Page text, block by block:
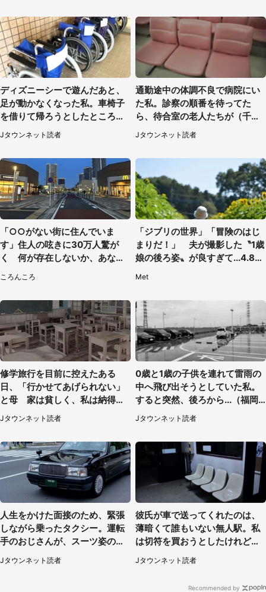
ディズニーシーで遊んだあと、
足が動かなくなった私。車椅子
を借りて帰ろうとしたところで
キャストが（60代女性）
Jタウンネット読者
通勤途中の体調不良で病院にい
た私。診察の順番を待ってた
ら、待合室の老人たちが（千葉
県・50代男性）
Jタウンネット読者
「○○がない街に住んでいま
す」住人の呟きに30万人驚が
く 何が存在しないか、あなた
ころんころ
「ジブリの世界」「冒険のはじ
まりだ！」 夫が撮影した〝1歳
娘の後ろ姿〟が良すぎて...4.8万
Met
修学旅行を目前に控えたある
日、「行かせてあげられない」
と母 家は貧しく、私は納得し
たけれど...（北海道・70代以上
女性）
Jタウンネット読者
0歳と1歳の子供を連れて雷雨の
中へ飛び出そうとしていた私。
すると突然、後ろから...（福岡
県・30代女性）
Jタウンネット読者
人生をかけた面接のため、緊張
しながら乗ったタクシー。運転
手のおじさんが、スーツ姿の私
を見て...（福岡県・30代女性）
Jタウンネット読者
彼氏が車で送ってくれたのは、
薄暗くて誰もいない無人駅。私
は切符を買おうとしたけれど
（山形県・20代女性）
Jタウンネット読者
Recommended by